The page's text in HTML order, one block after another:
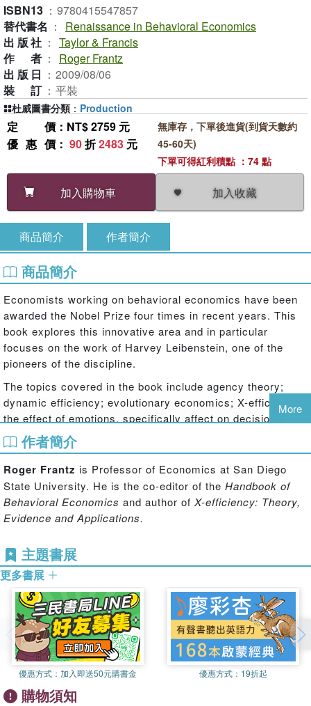
ISBN13 ： 9780415547857
替代書名 ：
Renaissance in Behavioral Economics
出版社 ： Taylor & Francis
作者 ：
Roger Frantz
出版日 ： 2009/08/06
裝訂 ： 平裝
定價 ：NT$ 2759 元
優惠價 ： 90折2483 元
加入購物車 加入收藏
無庫存，下單後進貨(到貨天數約
45-60天)
下單可得紅利積點 ：74 點
杜威圖書分類 ： Production
商品簡介 作者簡介
商品簡介
Economists working on behavioral economics have been
awarded the Nobel Prize four times in recent years. This
book explores this innovative area and in particular
focuses on the work of Harvey Leibenstein, one of the
pioneers of the discipline.
The topics covered in the book include agency theory;
dynamic efficiency; evolutionary economics; X-efficiency;
the effect of emotions, specifically affect on decision-
making; market pricing; experimental economics; human
resource management; the Carnegie School, and intra-
industry efficiency in less developed countries.
More
作者簡介
Roger Frantz is Professor of Economics at San Diego
State University. He is the co-editor of the Handbook of
Behavioral Economics and author of X-efficiency: Theory,
Evidence and Applications.
主題書展
更多書展
優惠方式： 加入即送50元購書金 優惠方式： 19折起
購物須知